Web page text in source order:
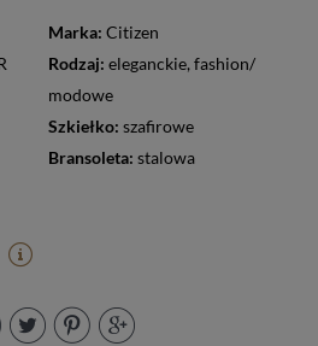
Marka: Citizen
Rodzaj: eleganckie,
modowe
Szkiełko: szafirowe
Bransoleta: stalowa